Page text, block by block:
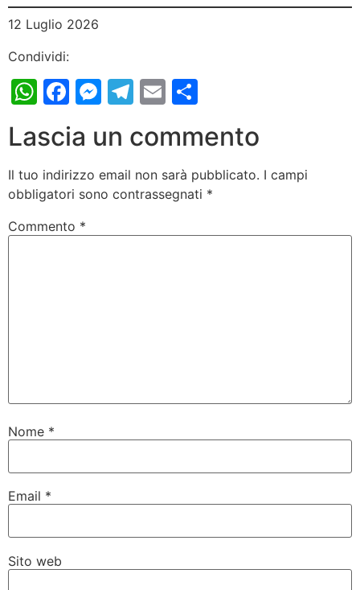
12 Luglio 2026
Condividi:
WhatsApp
Facebook
Messenger
Telegram
Email
Lascia un commento
Il tuo indirizzo email non sarà pubblicato. I campi
obbligatori sono contrassegnati *
Commento *
Nome *
Email *
Sito web